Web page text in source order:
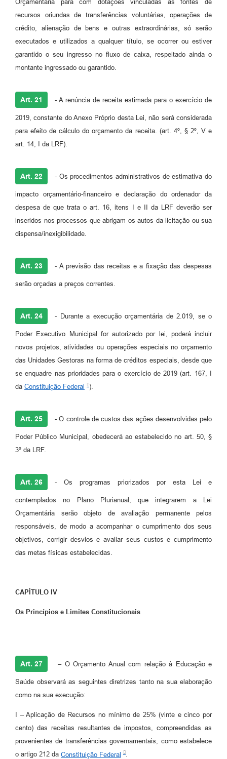
Orçamentária para com dotações vinculadas às fontes de
recursos oriundas de transferências voluntárias, operações de
crédito, alienação de bens e outras extraordinárias, só serão
executados e utilizados a qualquer título, se ocorrer ou estiver
garantido o seu ingresso no fluxo de caixa, respeitado ainda o
montante ingressado ou garantido.
Art. 21 - A renúncia de receita estimada para o exercício de
2019, constante do Anexo Próprio desta Lei, não será considerada
para efeito de cálculo do orçamento da receita. (art. 4º, § 2º, V e
art. 14, I da LRF).
Art. 22 - Os procedimentos administrativos de estimativa do
impacto orçamentário-financeiro e declaração do ordenador da
despesa de que trata o art. 16, itens I e II da LRF deverão ser
inseridos nos processos que abrigam os autos da licitação ou sua
dispensa/inexigibilidade.
Art. 23 - A previsão das receitas e a fixação das despesas
serão orçadas a preços correntes.
Art. 24 - Durante a execução orçamentária de 2.019, se o
Poder Executivo Municipal for autorizado por lei, poderá incluir
novos projetos, atividades ou operações especiais no orçamento
das Unidades Gestoras na forma de créditos especiais, desde que
se enquadre nas prioridades para o exercício de 2019 (art. 167, I
da Constituição Federal ).
Art. 25 - O controle de custos das ações desenvolvidas pelo
Poder Público Municipal, obedecerá ao estabelecido no art. 50, §
3º da LRF.
Art. 26 - Os programas priorizados por esta Lei e
contemplados no Plano Plurianual, que integrarem a Lei
Orçamentária serão objeto de avaliação permanente pelos
responsáveis, de modo a acompanhar o cumprimento dos seus
objetivos, corrigir desvios e avaliar seus custos e cumprimento
das metas físicas estabelecidas.
CAPÍTULO IV
Os Princípios e Limites Constitucionais
Art. 27 – O Orçamento Anual com relação à Educação e
Saúde observará as seguintes diretrizes tanto na sua elaboração
como na sua execução:
I – Aplicação de Recursos no mínimo de 25% (vinte e cinco por
cento) das receitas resultantes de impostos, compreendidas as
provenientes de transferências governamentais, como estabelece
o artigo 212 da Constituição Federal .